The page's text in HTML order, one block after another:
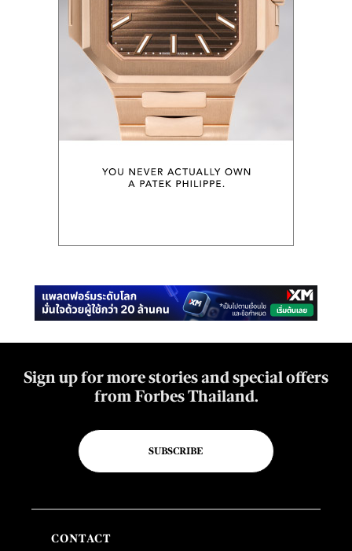
Sign up for more stories and special offers
from Forbes Thailand.
SUBSCRIBE
CONTACT